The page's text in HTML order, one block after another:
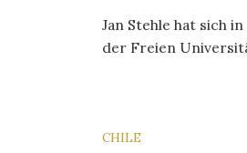
Jan Stehle hat sich
der Freien
CHILE